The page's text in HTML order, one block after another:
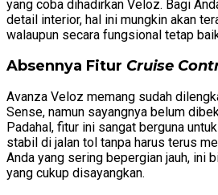
yang coba dihadirkan Veloz. Bagi
detail interior, hal ini mungkin akan
walaupun secara fungsional tetap
Absennya Fitur Cruise
Avanza Veloz memang sudah
Sense, namun sayangnya belum
Padahal, fitur ini sangat berguna
stabil di jalan tol tanpa harus terus
Anda yang sering bepergian jauh, ini
yang cukup disayangkan.